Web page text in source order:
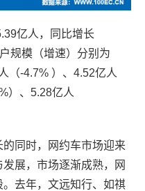
亿人，同比增长
规模（增速）分别为
（-4.7% ）、4.52亿人
）、5.28亿人
同时，网约车市场迎来
展，市场逐渐成熟，网
去年，文远知行、如祺